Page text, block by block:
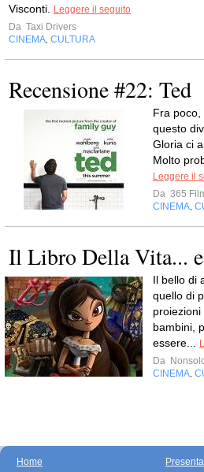
Visconti.
Leggere il seguito
Da Taxi Drivers
CINEMA CULTURA
Recensione #22: Ted
Fra poco,
questo
Gloria ci
Molto
Leggere il
Da 365
CINEMA
Il Libro Della Vita...
Il bello di
quello di
bambini,
essere...
Da
CINEMA
Home